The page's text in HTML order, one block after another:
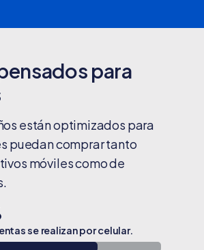
para
están optimizados para
puedan comprar tanto
móviles como de
se realizan por celular.